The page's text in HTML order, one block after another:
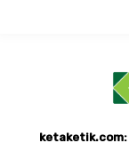
ketaketik.com: